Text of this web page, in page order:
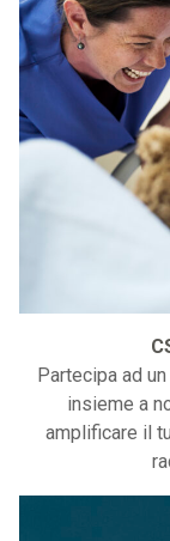
Partecipa ad
insieme a
amplificare il